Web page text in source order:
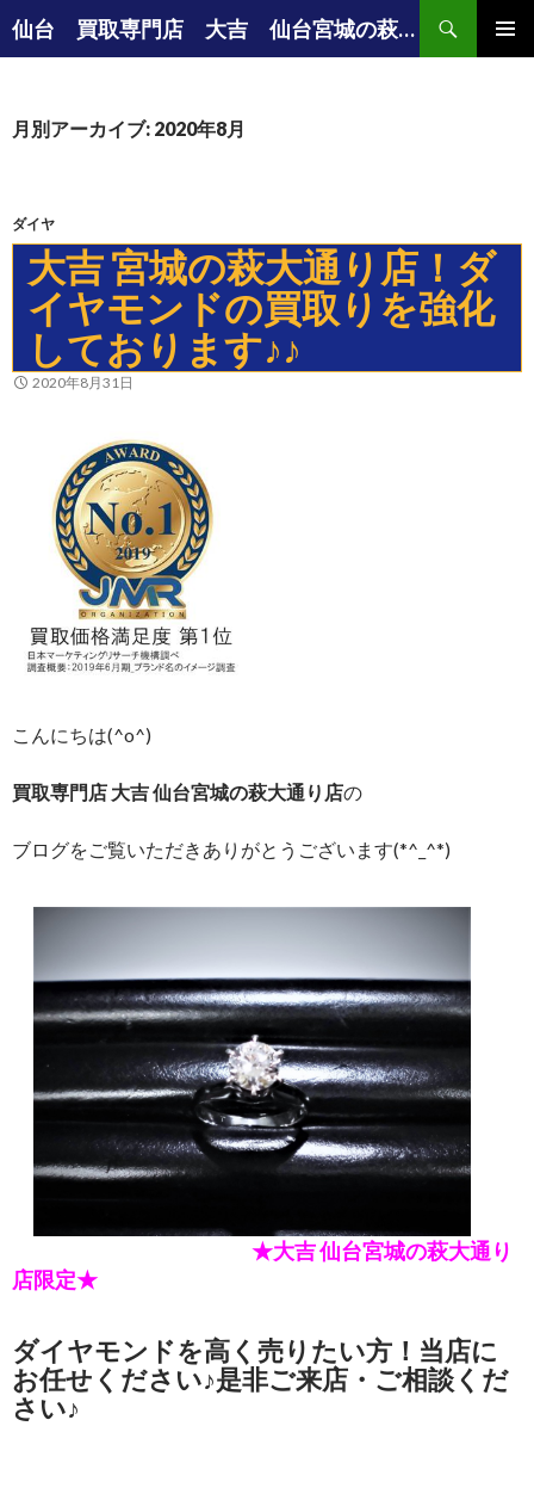
仙台 買取専門店 大吉 仙台宮城の萩大通り店の店長ブログ
検索
月別アーカイブ: 2020年8月
ダイヤ
大吉 宮城の萩大通り店！ダ
イヤモンドの買取りを強化
しております♪♪
2020年8月31日
こんにちは(^o^)
買取専門店 大吉 仙台宮城の萩大通り店の
ブログをご覧いただきありがとうございます(*^_^*)
★大吉 仙台宮城の萩大通り
店限定★
ダイヤモンドを高く売りたい方！当店に
お任せください♪是非ご来店・ご相談くだ
さい♪